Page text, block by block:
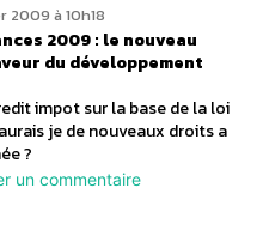
2009 à 10h18
2009 : le nouveau
du développement
impot sur la base de la loi
je de nouveaux droits a
?
un commentaire